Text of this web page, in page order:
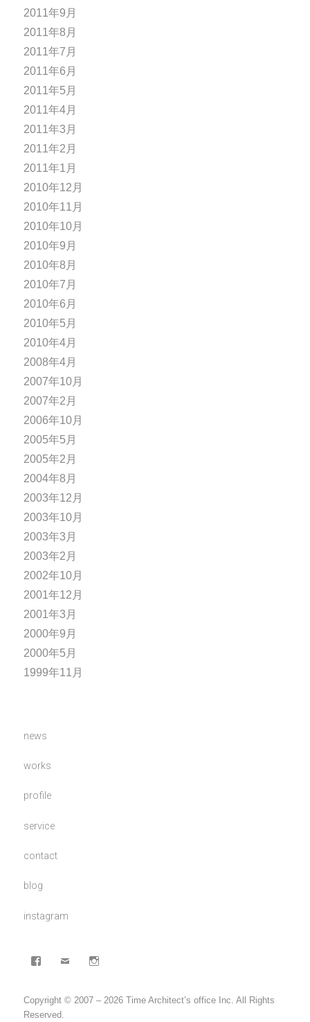
2011年9月
2011年8月
2011年7月
2011年6月
2011年5月
2011年4月
2011年3月
2011年2月
2011年1月
2010年12月
2010年11月
2010年10月
2010年9月
2010年8月
2010年7月
2010年6月
2010年5月
2010年4月
2008年4月
2007年10月
2007年2月
2006年10月
2005年5月
2005年2月
2004年8月
2003年12月
2003年10月
2003年3月
2003年2月
2002年10月
2001年12月
2001年3月
2000年9月
2000年5月
1999年11月
news
works
profile
service
contact
blog
instagram
facebook
mail
Copyright © 2007 – 2026 Time Architect’s office Inc. All Rights
Reserved.